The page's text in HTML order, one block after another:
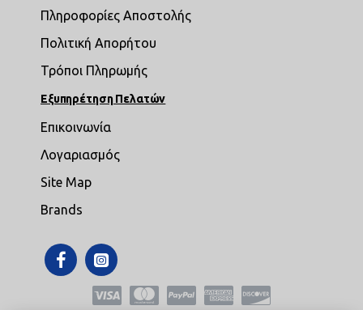
Πληροφορίες Αποστολής
Πολιτική Απορήτου
Τρόποι Πληρωμής
Εξυπηρέτηση Πελατών
Επικοινωνία
Λογαριασμός
Site Map
Brands